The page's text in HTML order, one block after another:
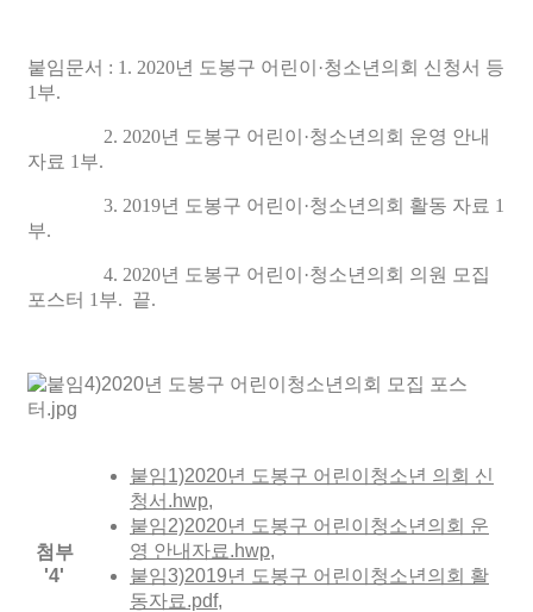
붙임문서 : 1. 2020년 도봉구 어린이·청소년의회 신청서 등
1부.
2. 2020년 도봉구 어린이·청소년의회 운영 안내
자료 1부.
3. 2019년 도봉구 어린이·청소년의회 활동 자료 1
부.
4. 2020년 도봉구 어린이·청소년의회 의원 모집
포스터 1부. 끝.
첨부
'4'
붙임1)2020년 도봉구 어린이청소년 의회 신
청서.hwp,
붙임2)2020년 도봉구 어린이청소년의회 운
영 안내자료.hwp,
붙임3)2019년 도봉구 어린이청소년의회 활
동자료.pdf,